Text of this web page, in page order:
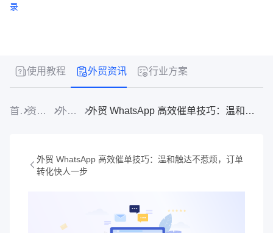
心
录
使用教程 外贸资讯 行业方案
首页 资源中心 外贸资讯 外贸 WhatsApp 高效催单技巧：温和触达不惹烦，订单转化快人一步
外贸 WhatsApp 高效催单技巧：温和触达不惹烦，订单
转化快人一步